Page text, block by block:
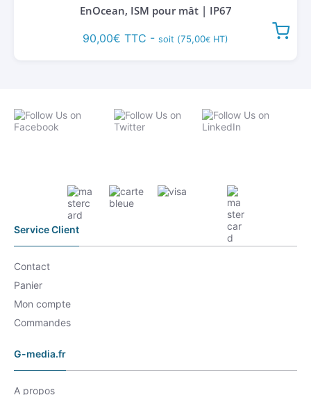
EnOcean, ISM pour mât | IP67
90,00€ TTC - soit (75,00€ HT)
Service Client
Contact
Panier
Mon compte
Commandes
G-media.fr
A propos